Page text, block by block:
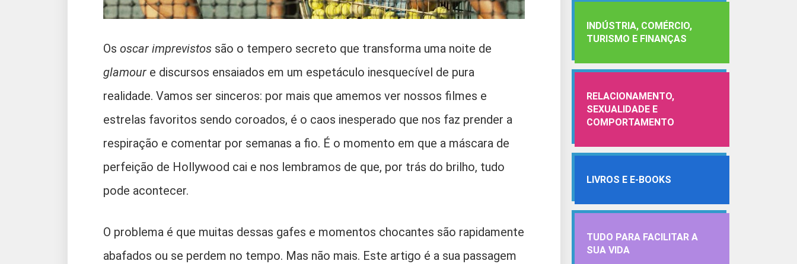
Os oscar imprevistos são o tempero secreto que transforma uma noite de
glamour e discursos ensaiados em um espetáculo inesquecível de pura
realidade. Vamos ser sinceros: por mais que amemos ver nossos filmes e
estrelas favoritos sendo coroados, é o caos inesperado que nos faz prender a
respiração e comentar por semanas a fio. É o momento em que a máscara de
perfeição de Hollywood cai e nos lembramos de que, por trás do brilho, tudo
pode acontecer.
O problema é que muitas dessas gafes e momentos chocantes são rapidamente
abafados ou se perdem no tempo. Mas não mais. Este artigo é a sua passagem
INDÚSTRIA, COMÉRCIO,
TURISMO E FINANÇAS
RELACIONAMENTO,
SEXUALIDADE E
COMPORTAMENTO
LIVROS E E-BOOKS
TUDO PARA FACILITAR A
SUA VIDA